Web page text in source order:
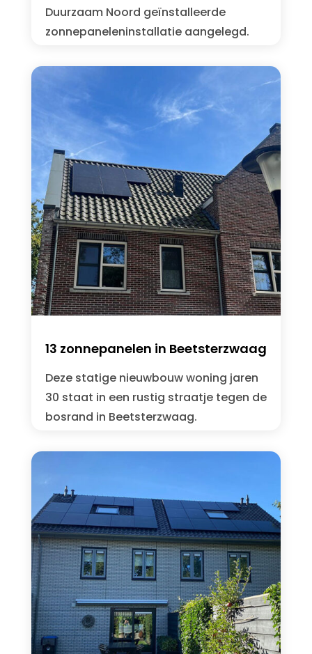
Duurzaam Noord geïnstalleerde
zonnepaneleninstallatie aangelegd.
13 zonnepanelen in Beetsterzwaag
Deze statige nieuwbouw woning jaren
30 staat in een rustig straatje tegen de
bosrand in Beetsterzwaag.